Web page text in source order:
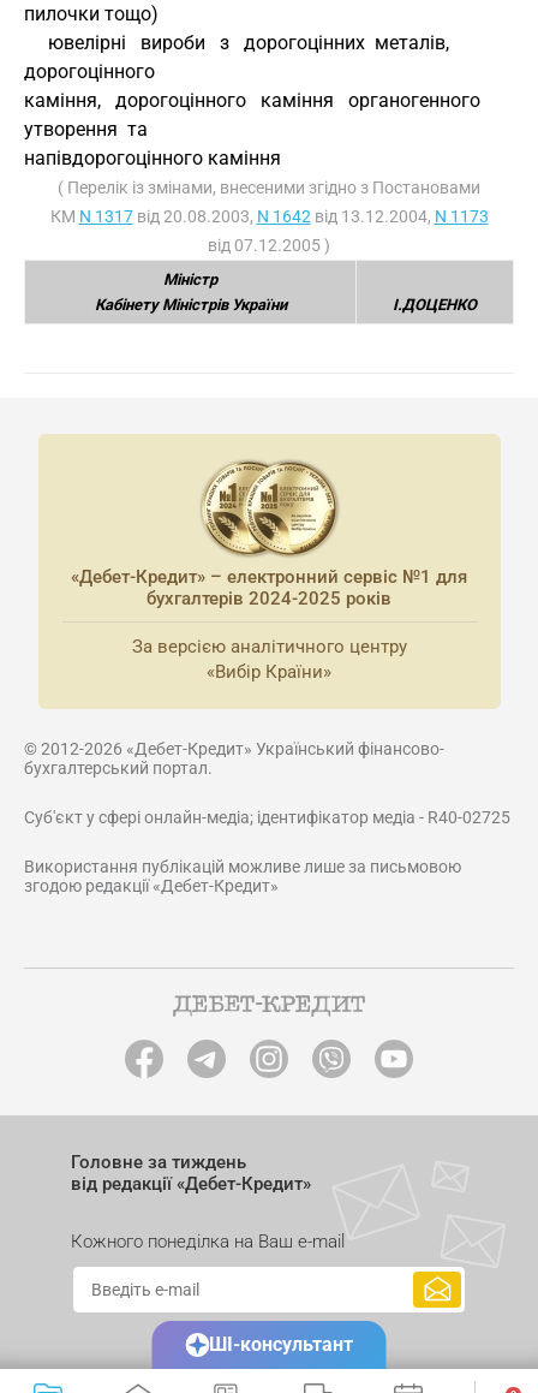
пилочки тощо)
дорогоцінного
каміння,   дорогоцінного   каміння   органогенного
утворення  та
напівдорогоцінного каміння
( Перелік із змінами, внесеними згідно з Постановами
КМ N 1317від 20.08.2003, N 1642 від 13.12.2004, N 1173
від 07.12.2005 )
Міністр
Кабінету Міністрів України
І.ДОЦЕНКО
«Дебет-Кредит» – електронний сервіс №1 для
бухгалтерів 2024-2025 років
За версією аналітичного центру
«Вибір Країни»
© 2012-2026 «Дебет-Кредит» Український фінансово-
бухгалтерський портал.
Суб'єкт у сфері онлайн-медіа; ідентифікатор медіа - R40-02725
Використання публікацій можливе лише за письмовою
згодою редакції «Дебет-Кредит»
Головне за тиждень
від редакції «Дебет-Кредит»
Кожного понеділка на Ваш e-mail
ШІ-консультант